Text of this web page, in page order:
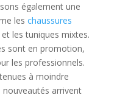
également une
les chaussures
les tuniques mixtes.
sont en promotion,
les professionnels.
à moindre
nouveautés arrivent